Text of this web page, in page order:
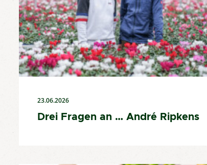
23.06.2026
Drei Fragen an … André Ripkens